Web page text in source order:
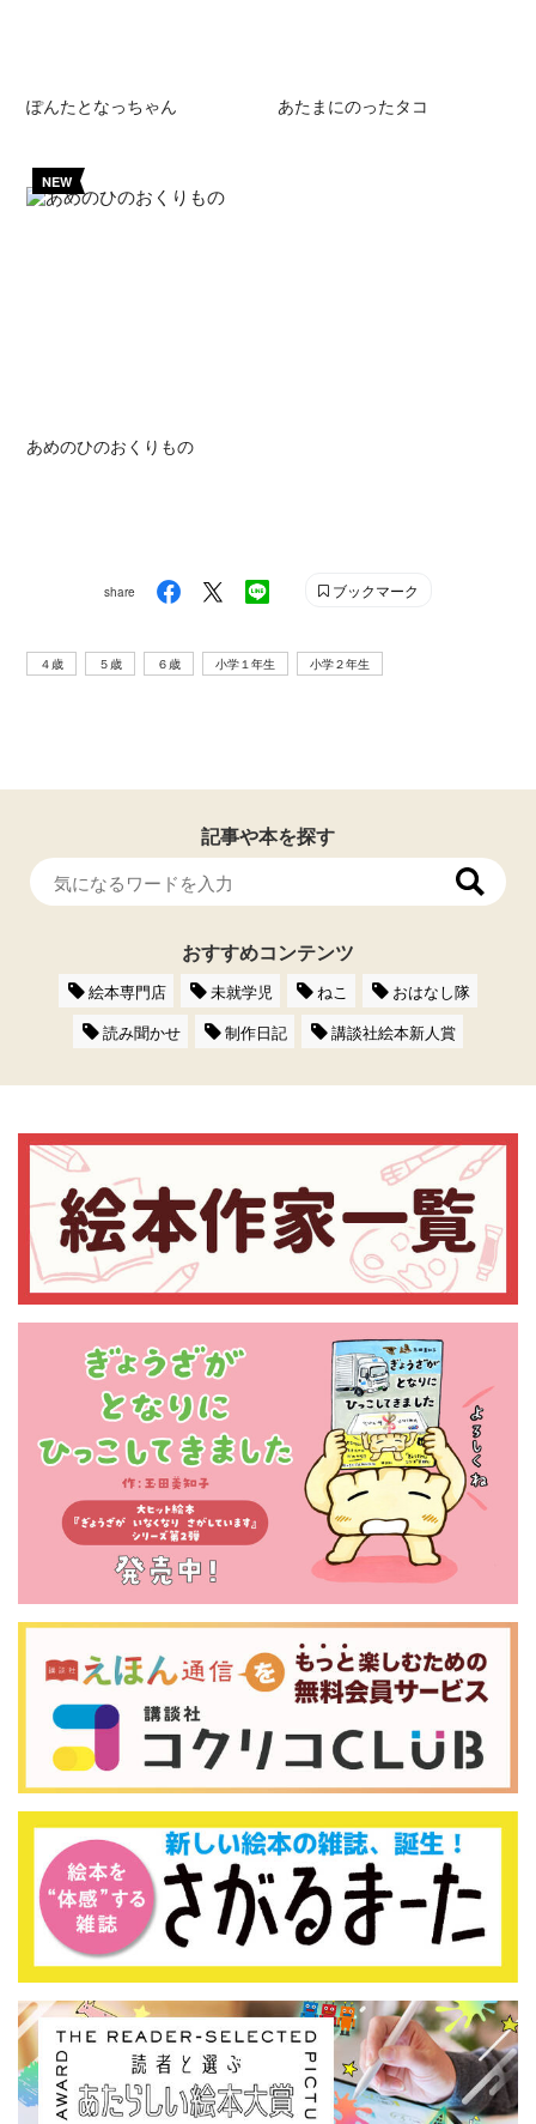
ぽんたとなっちゃん あたまにのったタコ
NEW
あめのひのおくりもの
share ブックマーク
４歳 ５歳 ６歳 小学１年生 小学２年生
記事や本を探す
おすすめコンテンツ
絵本専門店 未就学児 ねこ
おはなし隊
読み聞かせ
制作日記 講談社絵本新人賞